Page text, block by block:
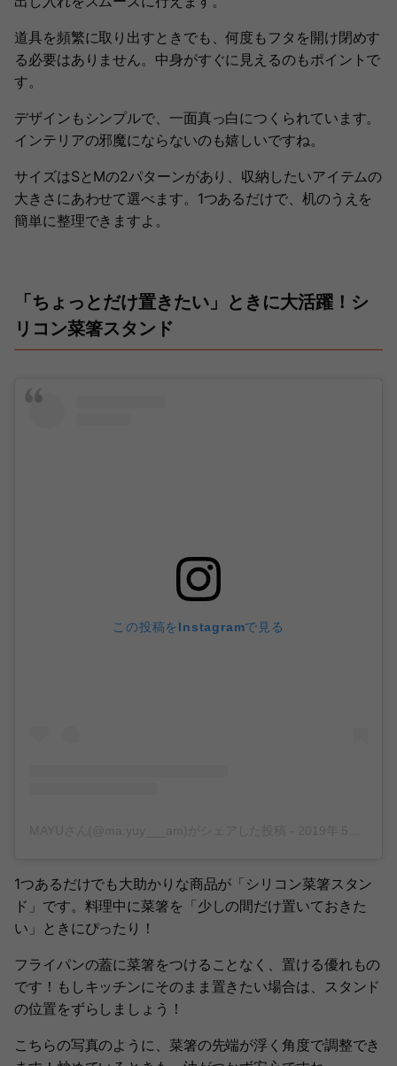
道具を頻繁に取り出すときでも、何度もフタを開け閉めす
る必要はありません。中身がすぐに見えるのもポイントで
す。
デザインもシンプルで、一面真っ白につくられています。
インテリアの邪魔にならないのも嬉しいですね。
サイズはSとMの2パターンがあり、収納したいアイテムの
大きさにあわせて選べます。1つあるだけで、机のうえを
簡単に整理できますよ。
「ちょっとだけ置きたい」ときに大活躍！シ
リコン菜箸スタンド
この投稿をInstagramで見る
1つあるだけでも大助かりな商品が「シリコン菜箸スタン
ド」です。料理中に菜箸を「少しの間だけ置いておきた
い」ときにぴったり！
フライパンの蓋に菜箸をつけることなく、置ける優れもの
です！もしキッチンにそのまま置きたい場合は、スタンド
の位置をずらしましょう！
こちらの写真のように、菜箸の先端が浮く角度で調整でき